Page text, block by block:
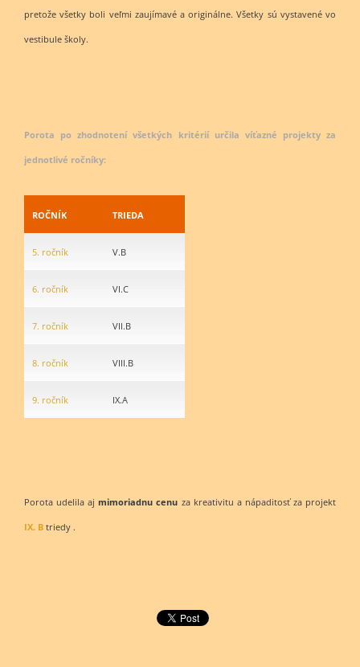
pretože všetky boli veľmi zaujímavé a originálne. Všetky sú vystavené vo
vestibule školy.
Porota po zhodnotení všetkých kritérií určila víťazné projekty za
jednotlivé ročníky:
ROČNÍK TRIEDA
5. ročník V.B
6. ročník VI.C
7. ročník VII.B
8. ročník VIII.B
9. ročník IX.A
Porota udelila ajmimoriadnu cenu za kreativitu a nápaditosť za projekt
IX. B triedy .